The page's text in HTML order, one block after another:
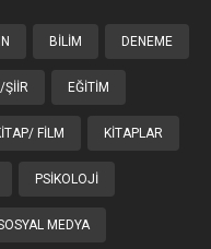
BILIM DENEME
ŞIIR EĞITIM
FILM KITAPLAR
PSIKOLOJI
MEDYA